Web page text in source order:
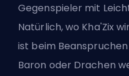
Gegenspieler mit
Natürlich, wo Kha'Zix
ist beim
Baron oder Drachen